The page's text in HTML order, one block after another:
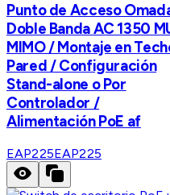
Punto de Acceso
Doble Banda AC 1350
MIMO / Montaje en
Pared / Configuración
Stand-alone o Por
Controlador /
Alimentación PoE af
EAP225EAP225